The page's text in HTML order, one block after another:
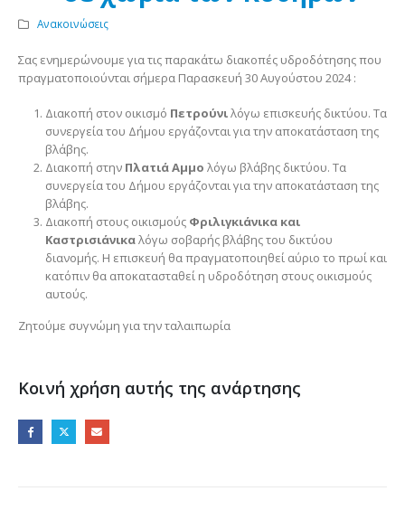
Ανακοινώσεις
Σας ενημερώνουμε για τις παρακάτω διακοπές υδροδότησης που
πραγματοποιούνται σήμερα Παρασκευή 30 Αυγούστου 2024 :
Διακοπή στον οικισμό Πετρούνιλόγω επισκευής δικτύου. Τα
συνεργεία του Δήμου εργάζονται για την αποκατάσταση της
βλάβης.
Διακοπή στην Πλατιά Αμμο λόγω βλάβης δικτύου. Τα
συνεργεία του Δήμου εργάζονται για την αποκατάσταση της
βλάβης.
Διακοπή στους οικισμούς Φριλιγκιάνικα και
Καστρισιάνικαλόγω σοβαρής βλάβης του δικτύου
διανομής. Η επισκευή θα πραγματοποιηθεί αύριο το πρωί και
κατόπιν θα αποκατασταθεί η υδροδότηση στους οικισμούς
αυτούς.
Ζητούμε συγνώμη για την ταλαιπωρία
Κοινή χρήση αυτής της ανάρτησης